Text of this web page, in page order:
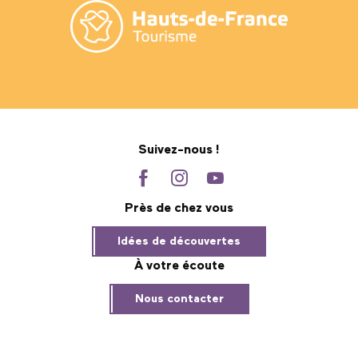
Suivez-nous !
Près de chez vous
Idées de découvertes
À votre écoute
Nous contacter